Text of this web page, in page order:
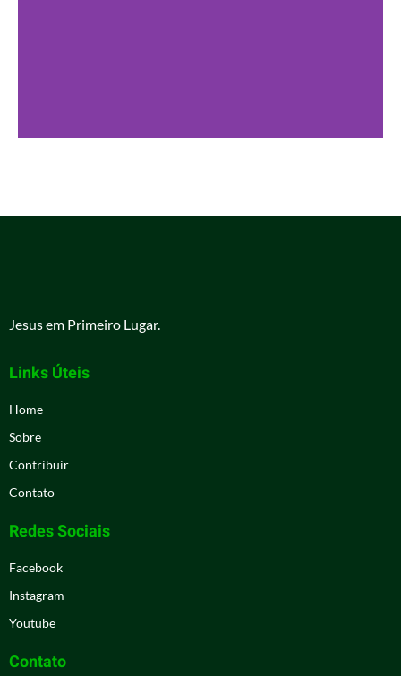
Jesus em Primeiro Lugar.
Links Úteis
Home
Sobre
Contribuir
Contato
Redes Sociais
Facebook
Instagram
Youtube
Contato